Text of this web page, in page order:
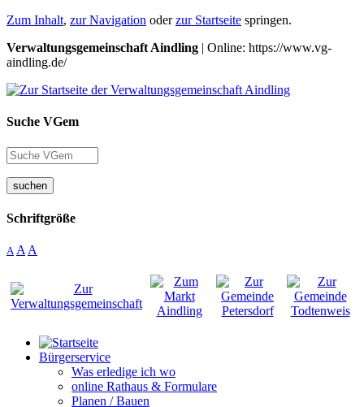
Zum Inhalt, zur Navigation oderzur Startseite springen.
Verwaltungsgemeinschaft Aindling | Online: https://www.vg-
aindling.de/
Suche VGem
suchen
Schriftgröße
A A A
Bürgerservice
Was erledige ich wo
online Rathaus & Formulare
Planen / Bauen